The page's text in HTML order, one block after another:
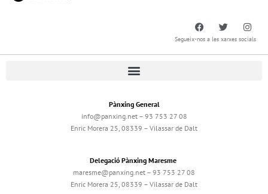
Segueix-nos a les xarxes socials
Pànxing General
info@panxing.net – 93 753 27 08
Enric Morera 25, 08339 – Vilassar de Dalt
Delegació Pànxing Maresme
maresme@panxing.net – 93 753 27 08
Enric Morera 25, 08339 – Vilassar de Dalt